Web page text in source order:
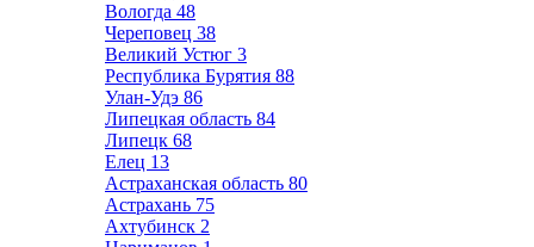
Вологда 48
Череповец 38
Великий Устюг 3
Республика Бурятия 88
Улан-Удэ 86
Липецкая область 84
Липецк 68
Елец 13
Астраханская область 80
Астрахань 75
Ахтубинск 2